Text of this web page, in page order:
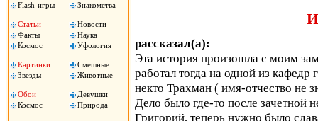
Flash-игры
Знакомства
Статьи
Новости
Факты
Наука
Космос
Уфология
Картинки
Смешные
Звезды
Животные
Обои
Девушки
Космос
Природа
рассказал(а):
Эта история произошла с моим
работал тогда на одной из кафедр
некто Трахман ( имя-отчество не
Дело было где-то после зачетной
Григорий, теперь нужно было